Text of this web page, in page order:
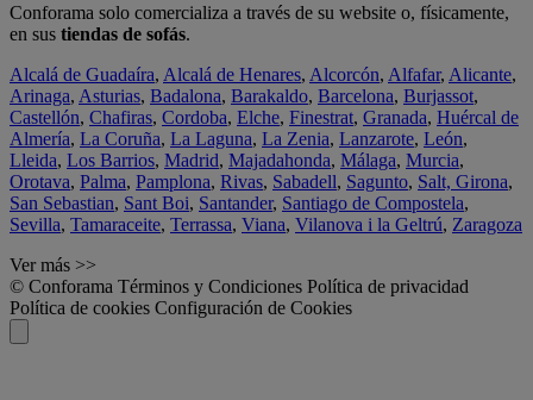
Conforama solo comercializa a través de su website o, físicamente,
en sus tiendas de sofás.
Alcalá de Guadaíra, Alcalá de Henares, Alcorcón, Alfafar, Alicante,
Arinaga, Asturias, Badalona, Barakaldo, Barcelona, Burjassot,
Castellón, Chafiras, Cordoba, Elche, Finestrat, Granada, Huércal de
Almería, La Coruña, La Laguna, La Zenia, Lanzarote, León,
Lleida, Los Barrios, Madrid, Majadahonda, Málaga, Murcia,
Orotava, Palma, Pamplona, Rivas, Sabadell, Sagunto, Salt, Girona,
San Sebastian, Sant Boi, Santander, Santiago de Compostela,
Sevilla, Tamaraceite, Terrassa, Viana, Vilanova i la Geltrú, Zaragoza
Ver más >>
© Conforama Términos y Condiciones Política de privacidad
Política de cookies Configuración de Cookies